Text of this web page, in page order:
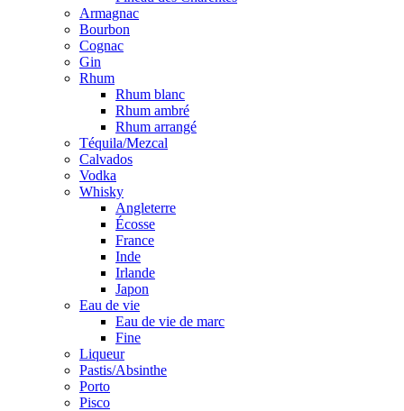
Armagnac
Bourbon
Cognac
Gin
Rhum
Rhum blanc
Rhum ambré
Rhum arrangé
Téquila/Mezcal
Calvados
Vodka
Whisky
Angleterre
Écosse
France
Inde
Irlande
Japon
Eau de vie
Eau de vie de marc
Fine
Liqueur
Pastis/Absinthe
Porto
Pisco